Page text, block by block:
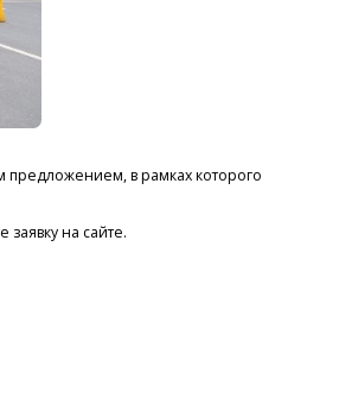
предложением, в рамках которого
на сайте.